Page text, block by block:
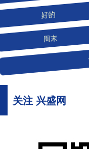
好的
周末
关注 兴盛网